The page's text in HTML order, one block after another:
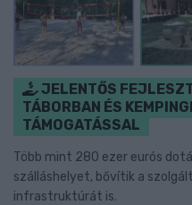
JELENTŐS
TÁBORBAN ÉS
TÁMOGATÁSSAL
Több mint 280 ezer eurós
szálláshelyet, bővítik a
infrastruktúrát is.